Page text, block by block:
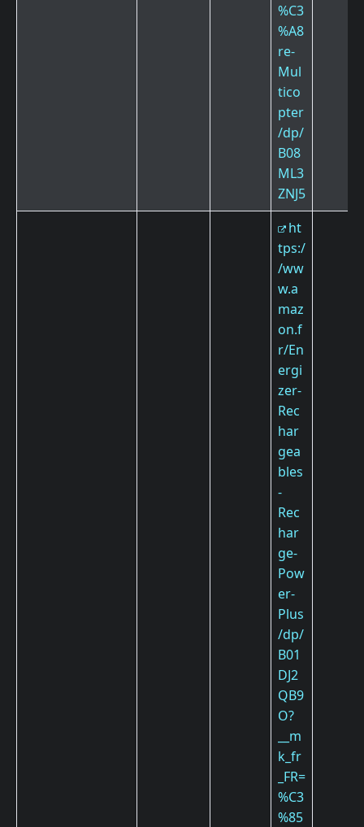
%C3
%A8
re-
Mul
tico
pter
/dp/
B08
ML3
ZNJ5
ht
tps:/
/ww
w.a
maz
on.f
r/En
ergi
zer-
Rec
har
gea
bles
-
Rec
har
ge-
Pow
er-
Plus
/dp/
B01
DJ2
QB9
O?
__m
k_fr
_FR=
%C3
%85